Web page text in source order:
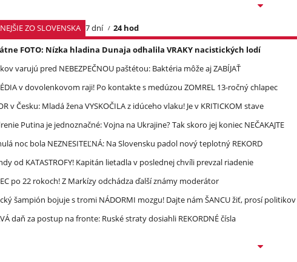
ZO SLOVENSKA 7 dní
24 hod
FOTO: Nízka hladina Dunaja odhalila VRAKY nacistických lodí
varujú pred NEBEZPEČNOU paštétou: Baktéria môže aj ZABÍJAŤ
v dovolenkovom raji! Po kontakte s medúzou ZOMREL 13-ročný chlapec
v Česku: Mladá žena VYSKOČILA z idúceho vlaku! Je v KRITICKOM stave
Putina je jednoznačné: Vojna na Ukrajine? Tak skoro jej koniec NEČAKAJTE
noc bola NEZNESITEĽNÁ: Na Slovensku padol nový teplotný REKORD
od KATASTROFY! Kapitán lietadla v poslednej chvíli prevzal riadenie
po 22 rokoch! Z Markízy odchádza ďalší známy moderátor
šampión bojuje s tromi NÁDORMI mozgu! Dajte nám ŠANCU žiť, prosí politikov
daň za postup na fronte: Ruské straty dosiahli REKORDNÉ čísla